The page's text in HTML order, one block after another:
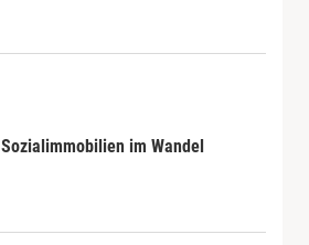
Sozialimmobilien im Wandel